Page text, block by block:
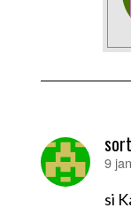
dit :
9
si